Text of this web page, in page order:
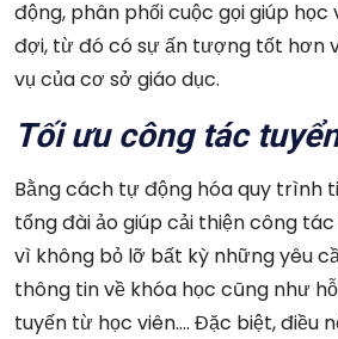
động, phân phối cuộc gọi giúp
đợi, từ đó có sự ấn tượng tốt hơn
vụ của cơ sở giáo dục.
Tối ưu công tác
Bằng cách tự động hóa quy trình
tổng đài ảo giúp cải thiện công tác
vì không bỏ lỡ bất kỳ những yêu
thông tin về khóa học cũng như
tuyến từ học viên…. Đặc biệt, điều